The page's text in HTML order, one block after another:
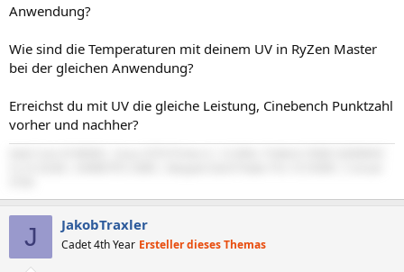
Anwendung?
Wie sind die Temperaturen mit deinem UV in RyZen Master
bei der gleichen Anwendung?
Erreichst du mit UV die gleiche Leistung, Cinebench Punktzahl
vorher und nachher?
J JakobTraxler
Cadet 4th Year Ersteller dieses Themas